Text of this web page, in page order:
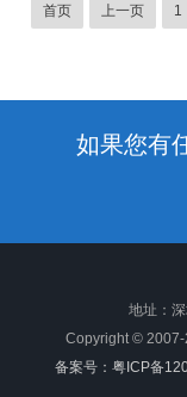
首页 上一页 1
如果您有
地址：
Copyright © 2007-
备案号：粤ICP备